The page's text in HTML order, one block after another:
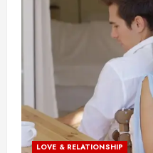
LOVE & RELATIONSHIP